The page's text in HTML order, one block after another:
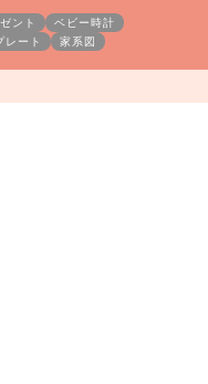
ント
ベビー時計
レート 家系図